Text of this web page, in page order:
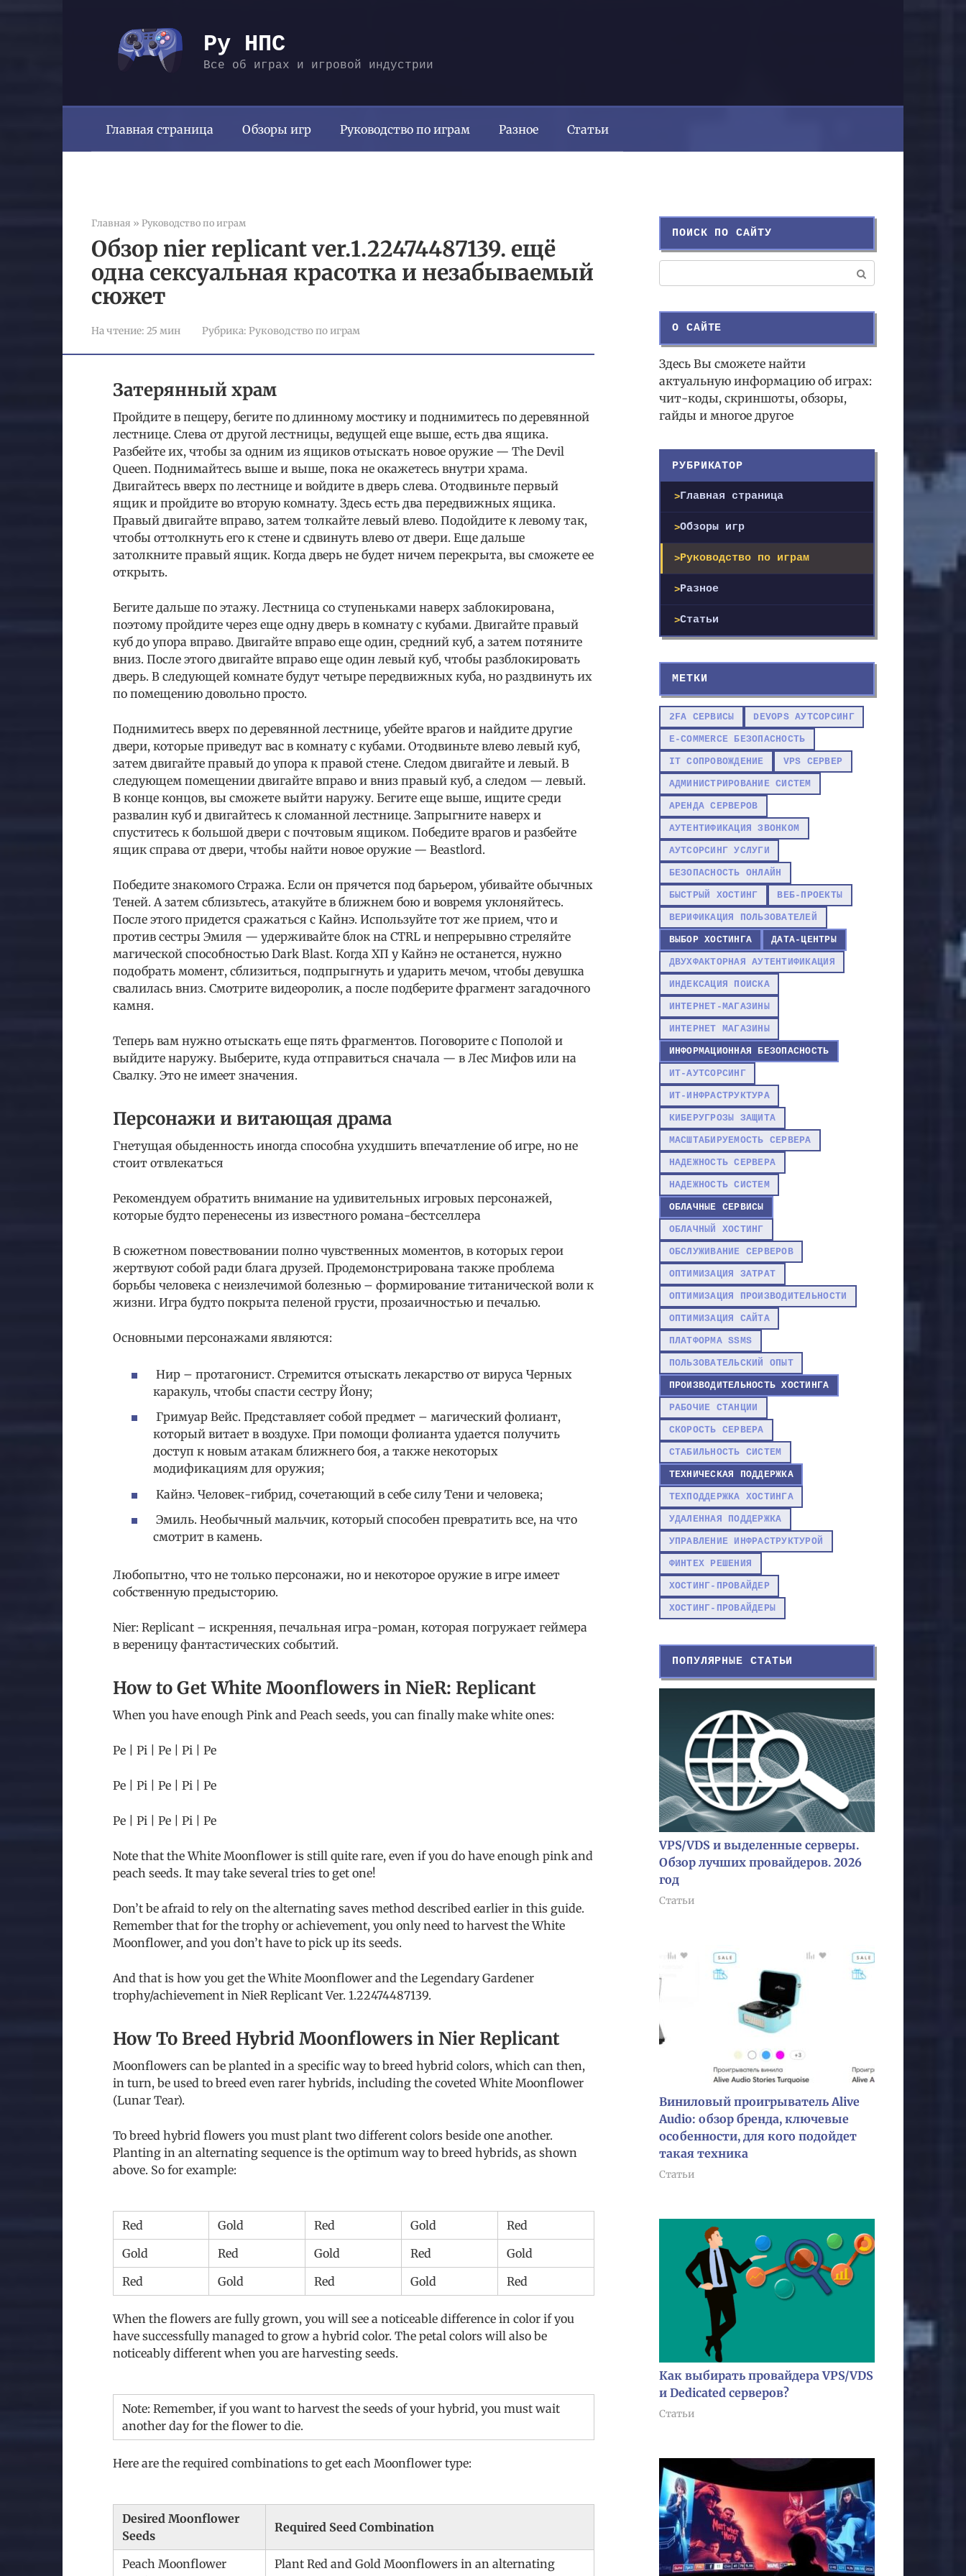
Ру НПС
Все об играх и игровой индустрии
Главная страница Обзоры игр Руководство по играм Разное Статьи
Главная » Руководство по играм
Обзор nier replicant ver.1.22474487139. ещё
одна сексуальная красотка и незабываемый
сюжет
На чтение: 25 мин Рубрика: Руководство по играм
Затерянный храм
Пройдите в пещеру, бегите по длинному мостику и поднимитесь по деревянной
лестнице. Слева от другой лестницы, ведущей еще выше, есть два ящика.
Разбейте их, чтобы за одним из ящиков отыскать новое оружие — The Devil
Queen. Поднимайтесь выше и выше, пока не окажетесь внутри храма.
Двигайтесь вверх по лестнице и войдите в дверь слева. Отодвиньте первый
ящик и пройдите во вторую комнату. Здесь есть два передвижных ящика.
Правый двигайте вправо, затем толкайте левый влево. Подойдите к левому так,
чтобы оттолкнуть его к стене и сдвинуть влево от двери. Еще дальше
затолкните правый ящик. Когда дверь не будет ничем перекрыта, вы сможете ее
открыть.
Бегите дальше по этажу. Лестница со ступеньками наверх заблокирована,
поэтому пройдите через еще одну дверь в комнату с кубами. Двигайте правый
куб до упора вправо. Двигайте вправо еще один, средний куб, а затем потяните
вниз. После этого двигайте вправо еще один левый куб, чтобы разблокировать
дверь. В следующей комнате будут четыре передвижных куба, но раздвинуть их
по помещению довольно просто.
Поднимитесь вверх по деревянной лестнице, убейте врагов и найдите другие
двери, которые приведут вас в комнату с кубами. Отодвиньте влево левый куб,
затем двигайте правый до упора к правой стене. Следом двигайте и левый. В
следующем помещении двигайте вправо и вниз правый куб, а следом — левый.
В конце концов, вы сможете выйти наружу. Бегите еще выше, ищите среди
развалин куб и двигайтесь к сломанной лестнице. Запрыгните наверх и
спуститесь к большой двери с почтовым ящиком. Победите врагов и разбейте
ящик справа от двери, чтобы найти новое оружие — Beastlord.
Победите знакомого Стража. Если он прячется под барьером, убивайте обычных
Теней. А затем сблизьтесь, атакуйте в ближнем бою и вовремя уклоняйтесь.
После этого придется сражаться с Кайнэ. Используйте тот же прием, что и
против сестры Эмиля — удерживайте блок на CTRL и непрерывно стреляйте
магической способностью Dark Blast. Когда ХП у Кайнэ не останется, нужно
подобрать момент, сблизиться, подпрыгнуть и ударить мечом, чтобы девушка
свалилась вниз. Смотрите видеоролик, а после подберите фрагмент загадочного
камня.
Теперь вам нужно отыскать еще пять фрагментов. Поговорите с Пополой и
выйдите наружу. Выберите, куда отправиться сначала — в Лес Мифов или на
Свалку. Это не имеет значения.
Персонажи и витающая драма
Гнетущая обыденность иногда способна ухудшить впечатление об игре, но не
стоит отвлекаться
Рекомендуем обратить внимание на удивительных игровых персонажей,
которые будто перенесены из известного романа-бестселлера
В сюжетном повествовании полно чувственных моментов, в которых герои
жертвуют собой ради блага друзей. Продемонстрирована также проблема
борьбы человека с неизлечимой болезнью – формирование титанической воли к
жизни. Игра будто покрыта пеленой грусти, прозаичностью и печалью.
Основными персонажами являются:
Нир – протагонист. Стремится отыскать лекарство от вируса Черных
каракуль, чтобы спасти сестру Йону;
Гримуар Вейс. Представляет собой предмет – магический фолиант,
который витает в воздухе. При помощи фолианта удается получить
доступ к новым атакам ближнего боя, а также некоторых
модификациям для оружия;
Кайнэ. Человек-гибрид, сочетающий в себе силу Тени и человека;
Эмиль. Необычный мальчик, который способен превратить все, на что
смотрит в камень.
Любопытно, что не только персонажи, но и некоторое оружие в игре имеет
собственную предысторию.
Nier: Replicant – искренняя, печальная игра-роман, которая погружает геймера
в вереницу фантастических событий.
How to Get White Moonflowers in NieR: Replicant
When you have enough Pink and Peach seeds, you can finally make white ones:
Pe | Pi | Pe | Pi | Pe
Pe | Pi | Pe | Pi | Pe
Pe | Pi | Pe | Pi | Pe
Note that the White Moonflower is still quite rare, even if you do have enough pink and
peach seeds. It may take several tries to get one!
Don’t be afraid to rely on the alternating saves method described earlier in this guide.
Remember that for the trophy or achievement, you only need to harvest the White
Moonflower, and you don’t have to pick up its seeds.
And that is how you get the White Moonflower and the Legendary Gardener
trophy/achievement in NieR Replicant Ver. 1.22474487139.
How To Breed Hybrid Moonflowers in Nier Replicant
Moonflowers can be planted in a specific way to breed hybrid colors, which can then,
in turn, be used to breed even rarer hybrids, including the coveted White Moonflower
(Lunar Tear).
To breed hybrid flowers you must plant two different colors beside one another.
Planting in an alternating sequence is the optimum way to breed hybrids, as shown
above. So for example:
Red Gold Red Gold
Red
Gold
Red Gold Red
Gold
Red
Gold Red Gold Red
When the flowers are fully grown, you will see a noticeable difference in color if you
have successfully managed to grow a hybrid color. The petal colors will also be
noticeably different when you are harvesting seeds.
Note: Remember, if you want to harvest the seeds of your hybrid, you must wait
another day for the flower to die.
Here are the required combinations to get each Moonflower type:
Desired Moonflower
Seeds
Required Seed Combination
Peach Moonflower
Plant Red and Gold Moonflowers in an alternating
ПОИСК ПО САЙТУ
О САЙТЕ
Здесь Вы сможете найти
актуальную информацию об играх:
чит-коды, скриншоты, обзоры,
гайды и многое другое
РУБРИКАТОР
Главная страница
Обзоры игр
Руководство по играм
Разное
Статьи
МЕТКИ
2FA СЕРВИСЫ DEVOPS АУТСОРСИНГ
E-COMMERCE БЕЗОПАСНОСТЬ
IT СОПРОВОЖДЕНИЕ VPS СЕРВЕР
АДМИНИСТРИРОВАНИЕ СИСТЕМ
АРЕНДА СЕРВЕРОВ
АУТЕНТИФИКАЦИЯ ЗВОНКОМ
АУТСОРСИНГ УСЛУГИ
БЕЗОПАСНОСТЬ ОНЛАЙН
БЫСТРЫЙ ХОСТИНГ ВЕБ-ПРОЕКТЫ
ВЕРИФИКАЦИЯ ПОЛЬЗОВАТЕЛЕЙ
ВЫБОР ХОСТИНГА ДАТА-ЦЕНТРЫ
ДВУХФАКТОРНАЯ АУТЕНТИФИКАЦИЯ
ИНДЕКСАЦИЯ ПОИСКА
ИНТЕРНЕТ-МАГАЗИНЫ
ИНТЕРНЕТ МАГАЗИНЫ
ИНФОРМАЦИОННАЯ БЕЗОПАСНОСТЬ
ИТ-АУТСОРСИНГ
ИТ-ИНФРАСТРУКТУРА
КИБЕРУГРОЗЫ ЗАЩИТА
МАСШТАБИРУЕМОСТЬ СЕРВЕРА
НАДЕЖНОСТЬ СЕРВЕРА
НАДЕЖНОСТЬ СИСТЕМ
ОБЛАЧНЫЕ СЕРВИСЫ
ОБЛАЧНЫЙ ХОСТИНГ
ОБСЛУЖИВАНИЕ СЕРВЕРОВ
ОПТИМИЗАЦИЯ ЗАТРАТ
ОПТИМИЗАЦИЯ ПРОИЗВОДИТЕЛЬНОСТИ
ОПТИМИЗАЦИЯ САЙТА
ПЛАТФОРМА SSMS
ПОЛЬЗОВАТЕЛЬСКИЙ ОПЫТ
ПРОИЗВОДИТЕЛЬНОСТЬ ХОСТИНГА
РАБОЧИЕ СТАНЦИИ
СКОРОСТЬ СЕРВЕРА
СТАБИЛЬНОСТЬ СИСТЕМ
ТЕХНИЧЕСКАЯ ПОДДЕРЖКА
ТЕХПОДДЕРЖКА ХОСТИНГА
УДАЛЕННАЯ ПОДДЕРЖКА
УПРАВЛЕНИЕ ИНФРАСТРУКТУРОЙ
ФИНТЕХ РЕШЕНИЯ
ХОСТИНГ-ПРОВАЙДЕР
ХОСТИНГ-ПРОВАЙДЕРЫ
ПОПУЛЯРНЫЕ СТАТЬИ
VPS/VDS и выделенные серверы.
Обзор лучших провайдеров. 2026
год
Статьи
Виниловый проигрыватель Alive
Audio: обзор бренда, ключевые
особенности, для кого подойдет
такая техника
Статьи
Как выбирать провайдера VPS/VDS
и Dedicated серверов?
Статьи